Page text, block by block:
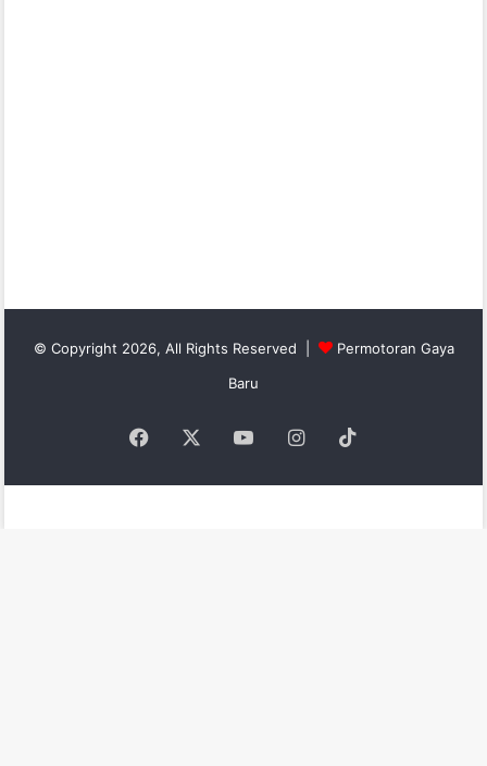
© Copyright 2026, All Rights Reserved |
Permotoran Gaya
Baru
Facebook YouTubeInstagram